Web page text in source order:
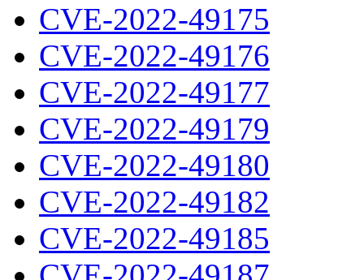
CVE-2022-49175
CVE-2022-49176
CVE-2022-49177
CVE-2022-49179
CVE-2022-49180
CVE-2022-49182
CVE-2022-49185